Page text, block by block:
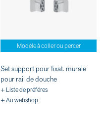
Modèle à coller ou percer
Set support pour fixat. murale
pour rail de douche
+ Liste de préféres
+ Au webshop